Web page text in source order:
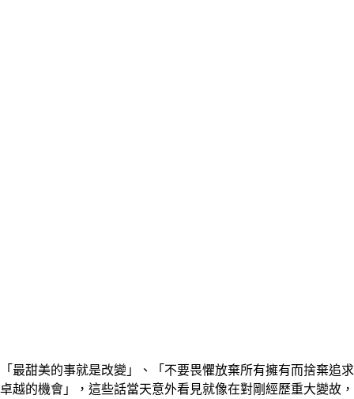
「最甜美的事就是改變」、「不要畏懼放棄所有擁有而捨棄追求
卓越的機會」，這些話當天意外看見就像在對剛經歷重大變故，